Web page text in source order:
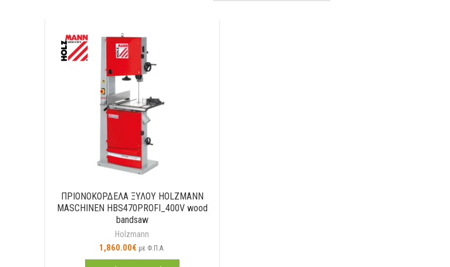
ΠΡΙΟΝΟΚΟΡΔΕΛΑ ΞΥΛΟΥ HOLZMANN
MASCHINEN HBS470PROFI_400V wood
bandsaw
Holzmann
1,860.00€ με Φ.Π.Α.